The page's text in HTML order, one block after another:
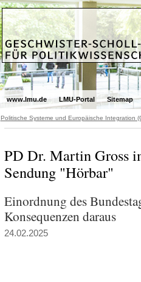
www.lmu.de LMU-Portal Sitemap
Politische Systeme und Europäische Integration
PD Dr. Martin Gross
Sendung "Hörbar"
Einordnung des
Konsequenzen daraus
24.02.2025